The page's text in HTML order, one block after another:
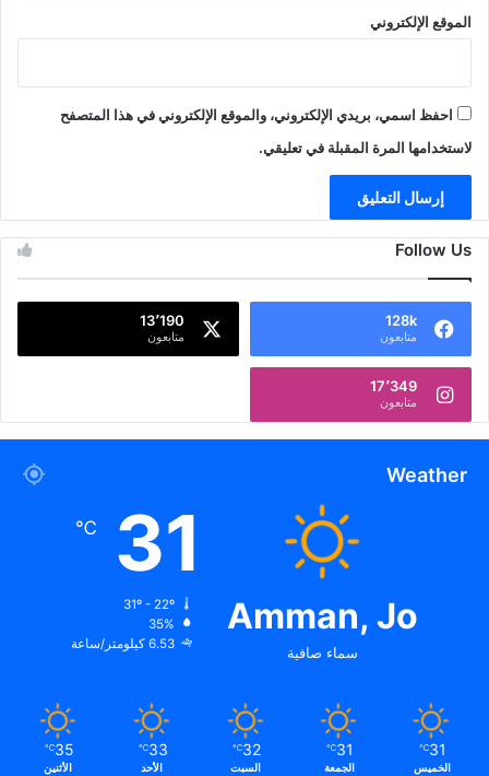
الموقع الإلكتروني
احفظ اسمي، بريدي الإلكتروني، والموقع الإلكتروني في هذا المتصفح
لاستخدامها المرة المقبلة في تعليقي.
Follow Us
128k
متابعون
13٬190
متابعون
17٬349
متابعون
Weather
Amman, Jo
سماء صافية
31
℃
35%
6.53 كيلومتر/ساعة
31
℃
الخميس
31
℃
الجمعة
32
℃
السبت
33
℃
الأحد
35
℃
الأثنين